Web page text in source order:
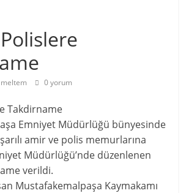
Polislere
meltem 0 yorum
Takdirname
Emniyet Müdürlüğü bünyesinde
amir ve polis memurlarına
Müdürlüğü’nde düzenlenen
verildi.
Mustafakemalpaşa Kaymakamı